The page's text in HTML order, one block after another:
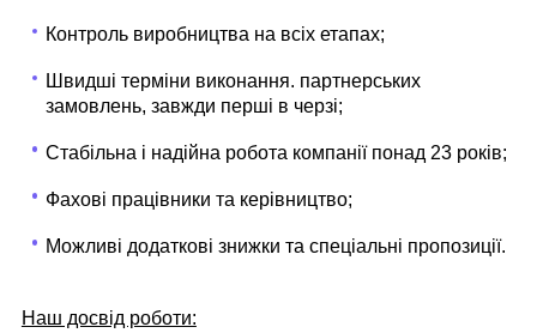
Контроль виробництва на всіх етапах;
Швидші терміни виконання. партнерських
замовлень, завжди перші в черзі;
Стабільна і надійна робота компанії понад 23 років;
Фахові працівники та керівництво;
Можливі додаткові знижки та спеціальні пропозиції.
Наш досвід роботи: